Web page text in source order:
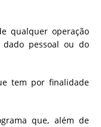
qualquer operação
pessoal ou do
tem por finalidade
que, além de